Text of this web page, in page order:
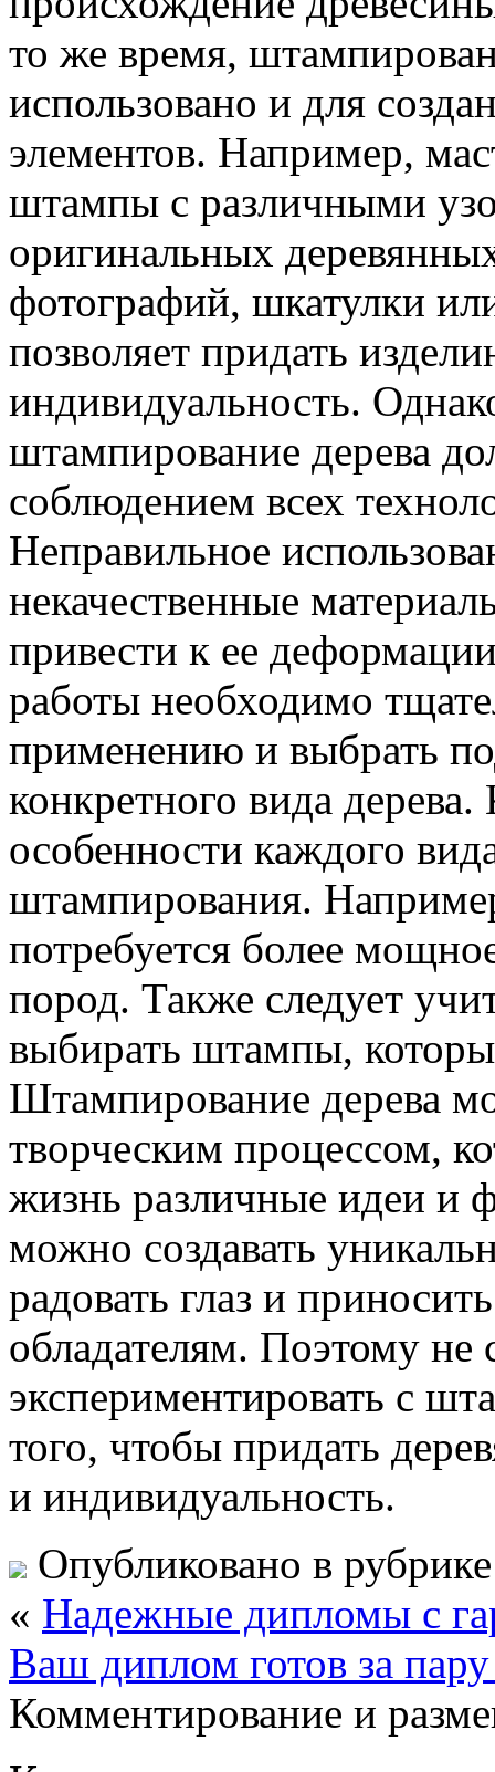
то же время,
использовано и для
элементов. Например,
штампы с различными
оригинальных
фотографий, шкатулки
позволяет придать
индивидуальность.
штампирование дерева
соблюдением всех
Неправильное
некачественные
привести к ее
работы необходимо
применению и выбрать
конкретного вида
особенности каждого
штампирования.
потребуется более
пород. Также следует
выбирать штампы,
Штампирование дерева
творческим процессом,
жизнь различные идеи и
можно создавать
радовать глаз и
обладателям. Поэтому не
экспериментировать с
того, чтобы придать
и индивидуальность.
Опубликовано в
« Надежные дипломы с
Ваш диплом готов за
Комментирование и